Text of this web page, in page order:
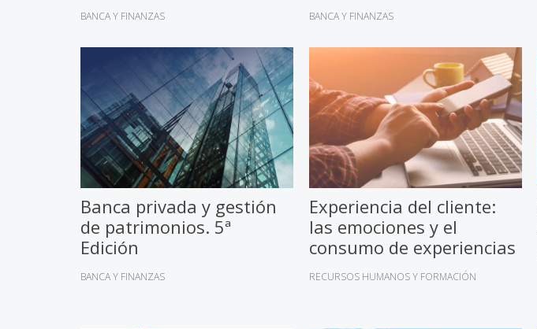
BANCA Y FINANZAS BANCA Y FINANZAS
Banca privada y gestión
de patrimonios. 5ª
Edición
BANCA Y FINANZAS
Experiencia del cliente:
las emociones y el
consumo de experiencias
RECURSOS HUMANOS Y FORMACIÓN